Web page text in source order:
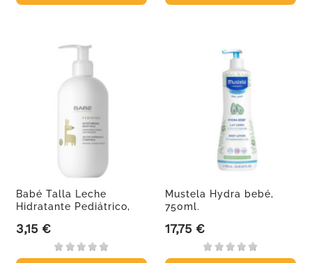
Babé Talla Leche
Hidratante Pediátrico,
Precio
3,15 €
Mustela Hydra bebé,
750ml.
Precio
17,75 €